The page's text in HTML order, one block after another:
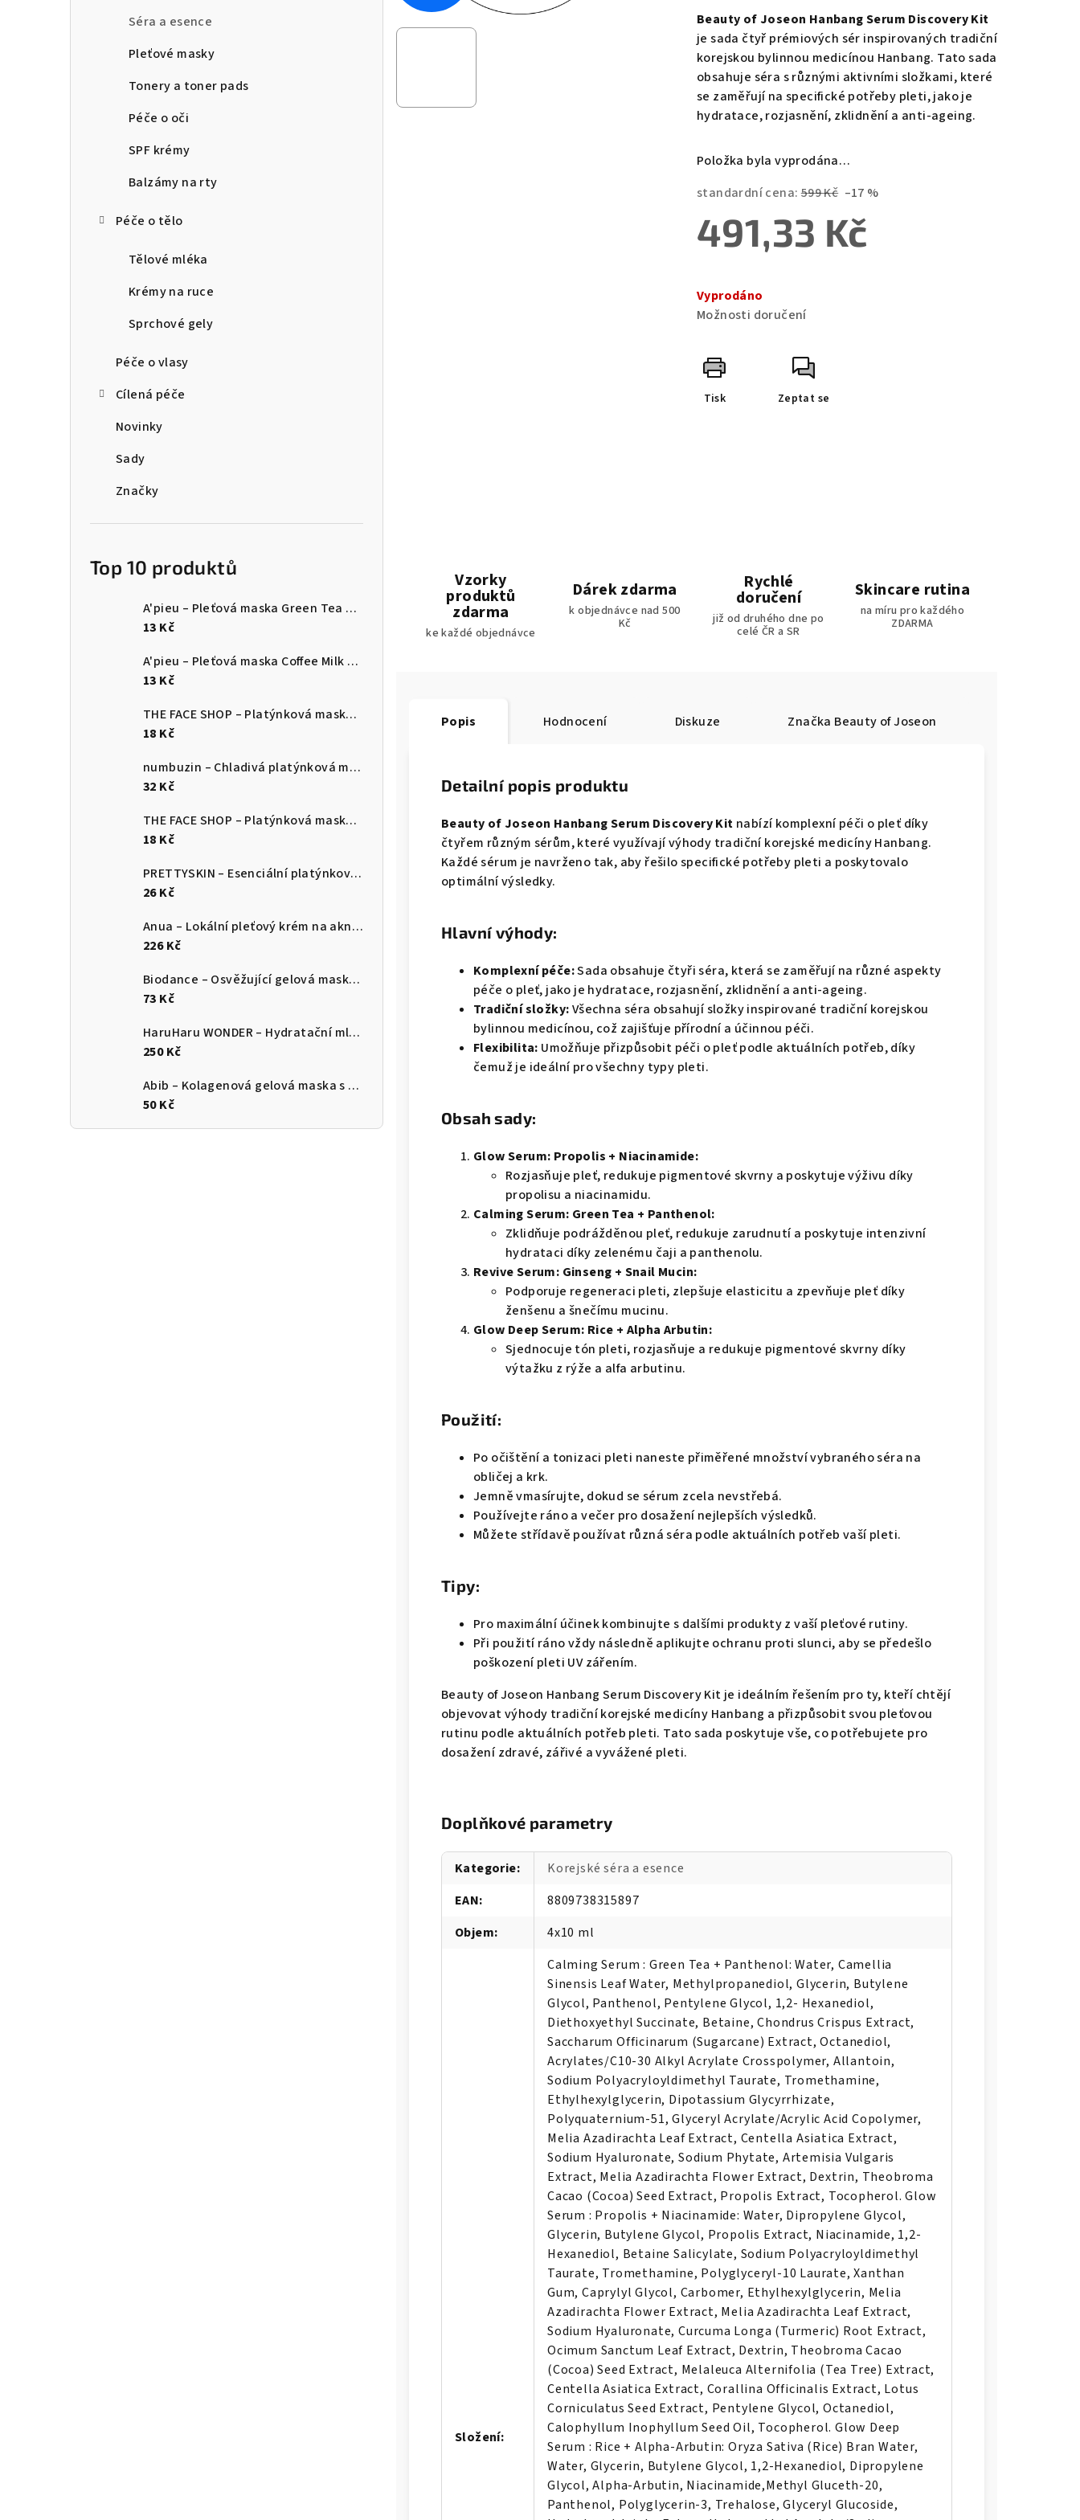
Séra a esence
Pleťové masky
Tonery a toner pads
Péče o oči
SPF krémy
Balzámy na rty
Péče o tělo
Tělové mléka
Krémy na ruce
Sprchové gely
Péče o vlasy
Cílená péče
Novinky
Sady
Značky
Top 10 produktů
A'pieu – Pleťová maska Green Tea Milk One-Pack 21 g / 1 ks
13 Kč
A'pieu – Pleťová maska Coffee Milk One-Pack 21 g / 1 ks
13 Kč
THE FACE SHOP – Platýnková maska s okurkovým extraktem 20 g / 1 ks
18 Kč
numbuzin – Chladivá platýnková maska – No.4 Icy Soothing Sheet Mask 27 ml / 1 ks
32 Kč
THE FACE SHOP – Platýnková maska s borůvkovým extraktem 20 g / 1 ks
18 Kč
PRETTYSKIN – Esenciální platýnková maska – Rýže 23 g / 1 ks
26 Kč
Anua – Lokální pleťový krém na akné 30 g
226 Kč
Biodance – Osvěžující gelová maska na obličej s mořským řasami 34 g / 1 ks
73 Kč
HaruHaru WONDER – Hydratační mlha na obličej s extraktem z bambusu 150 ml
250 Kč
Abib – Kolagenová gelová maska s výtažkem růže Jericho 35 g / 1 ks
50 Kč
produktu
je
0,0
hvězdiček.
Beauty of Joseon Hanbang Serum Discovery Kit
je sada čtyř prémiových sér inspirovaných tradiční
korejskou bylinnou medicínou Hanbang. Tato sada
obsahuje séra s různými aktivními složkami, které
se zaměřují na specifické potřeby pleti, jako je
hydratace, rozjasnění, zklidnění a anti-ageing.
Položka byla vyprodána…
standardní cena: 599 Kč –17 %
491,33 Kč
cena:
Vyprodáno
Možnosti doručení
Tisk Zeptat se
Vzorky
produktů
zdarma
ke každé objednávce
Dárek zdarma
k objednávce nad 500
Kč
Rychlé
doručení
již od druhého dne po
celé ČR a SR
Skincare rutina
na míru pro každého
ZDARMA
Popis Hodnocení Diskuze Značka Beauty of Joseon
Detailní popis produktu
Beauty of Joseon Hanbang Serum Discovery Kit nabízí komplexní péči o pleť díky
čtyřem různým sérům, které využívají výhody tradiční korejské medicíny Hanbang.
Každé sérum je navrženo tak, aby řešilo specifické potřeby pleti a poskytovalo
optimální výsledky.
Hlavní výhody:
Komplexní péče:Sada obsahuje čtyři séra, která se zaměřují na různé aspekty
péče o pleť, jako je hydratace, rozjasnění, zklidnění a anti-ageing.
Tradiční složky:Všechna séra obsahují složky inspirované tradiční korejskou
bylinnou medicínou, což zajišťuje přírodní a účinnou péči.
Flexibilita: Umožňuje přizpůsobit péči o pleť podle aktuálních potřeb, díky
čemuž je ideální pro všechny typy pleti.
Obsah sady:
Glow Serum: Propolis + Niacinamide:
Rozjasňuje pleť, redukuje pigmentové skvrny a poskytuje výživu díky
propolisu a niacinamidu.
Calming Serum: Green Tea + Panthenol:
Zklidňuje podrážděnou pleť, redukuje zarudnutí a poskytuje intenzivní
hydrataci díky zelenému čaji a panthenolu.
Revive Serum: Ginseng + Snail Mucin:
Podporuje regeneraci pleti, zlepšuje elasticitu a zpevňuje pleť díky
ženšenu a šnečímu mucinu.
Glow Deep Serum: Rice + Alpha Arbutin:
Sjednocuje tón pleti, rozjasňuje a redukuje pigmentové skvrny díky
výtažku z rýže a alfa arbutinu.
Použití:
Po očištění a tonizaci pleti naneste přiměřené množství vybraného séra na
obličej a krk.
Jemně vmasírujte, dokud se sérum zcela nevstřebá.
Používejte ráno a večer pro dosažení nejlepších výsledků.
Můžete střídavě používat různá séra podle aktuálních potřeb vaší pleti.
Tipy:
Pro maximální účinek kombinujte s dalšími produkty z vaší pleťové rutiny.
Při použití ráno vždy následně aplikujte ochranu proti slunci, aby se předešlo
poškození pleti UV zářením.
Beauty of Joseon Hanbang Serum Discovery Kit je ideálním řešením pro ty, kteří chtějí
objevovat výhody tradiční korejské medicíny Hanbang a přizpůsobit svou pleťovou
rutinu podle aktuálních potřeb pleti. Tato sada poskytuje vše, co potřebujete pro
dosažení zdravé, zářivé a vyvážené pleti.
Doplňkové parametry
Kategorie:
Korejské séra a esence
EAN:
8809738315897
Objem: 4x10 ml
Složení:
Calming Serum : Green Tea + Panthenol: Water, Camellia
Sinensis Leaf Water, Methylpropanediol, Glycerin, Butylene
Glycol, Panthenol, Pentylene Glycol, 1,2- Hexanediol,
Diethoxyethyl Succinate, Betaine, Chondrus Crispus Extract,
Saccharum Officinarum (Sugarcane) Extract, Octanediol,
Acrylates/C10-30 Alkyl Acrylate Crosspolymer, Allantoin,
Sodium Polyacryloyldimethyl Taurate, Tromethamine,
Ethylhexylglycerin, Dipotassium Glycyrrhizate,
Polyquaternium-51, Glyceryl Acrylate/Acrylic Acid Copolymer,
Melia Azadirachta Leaf Extract, Centella Asiatica Extract,
Sodium Hyaluronate, Sodium Phytate, Artemisia Vulgaris
Extract, Melia Azadirachta Flower Extract, Dextrin, Theobroma
Cacao (Cocoa) Seed Extract, Propolis Extract, Tocopherol. Glow
Serum : Propolis + Niacinamide: Water, Dipropylene Glycol,
Glycerin, Butylene Glycol, Propolis Extract, Niacinamide, 1,2-
Hexanediol, Betaine Salicylate, Sodium Polyacryloyldimethyl
Taurate, Tromethamine, Polyglyceryl-10 Laurate, Xanthan
Gum, Caprylyl Glycol, Carbomer, Ethylhexylglycerin, Melia
Azadirachta Flower Extract, Melia Azadirachta Leaf Extract,
Sodium Hyaluronate, Curcuma Longa (Turmeric) Root Extract,
Ocimum Sanctum Leaf Extract, Dextrin, Theobroma Cacao
(Cocoa) Seed Extract, Melaleuca Alternifolia (Tea Tree) Extract,
Centella Asiatica Extract, Corallina Officinalis Extract, Lotus
Corniculatus Seed Extract, Pentylene Glycol, Octanediol,
Calophyllum Inophyllum Seed Oil, Tocopherol. Glow Deep
Serum : Rice + Alpha-Arbutin: Oryza Sativa (Rice) Bran Water,
Water, Glycerin, Butylene Glycol, 1,2-Hexanediol, Dipropylene
Glycol, Alpha-Arbutin, Niacinamide,Methyl Gluceth-20,
Panthenol, Polyglycerin-3, Trehalose, Glyceryl Glucoside,